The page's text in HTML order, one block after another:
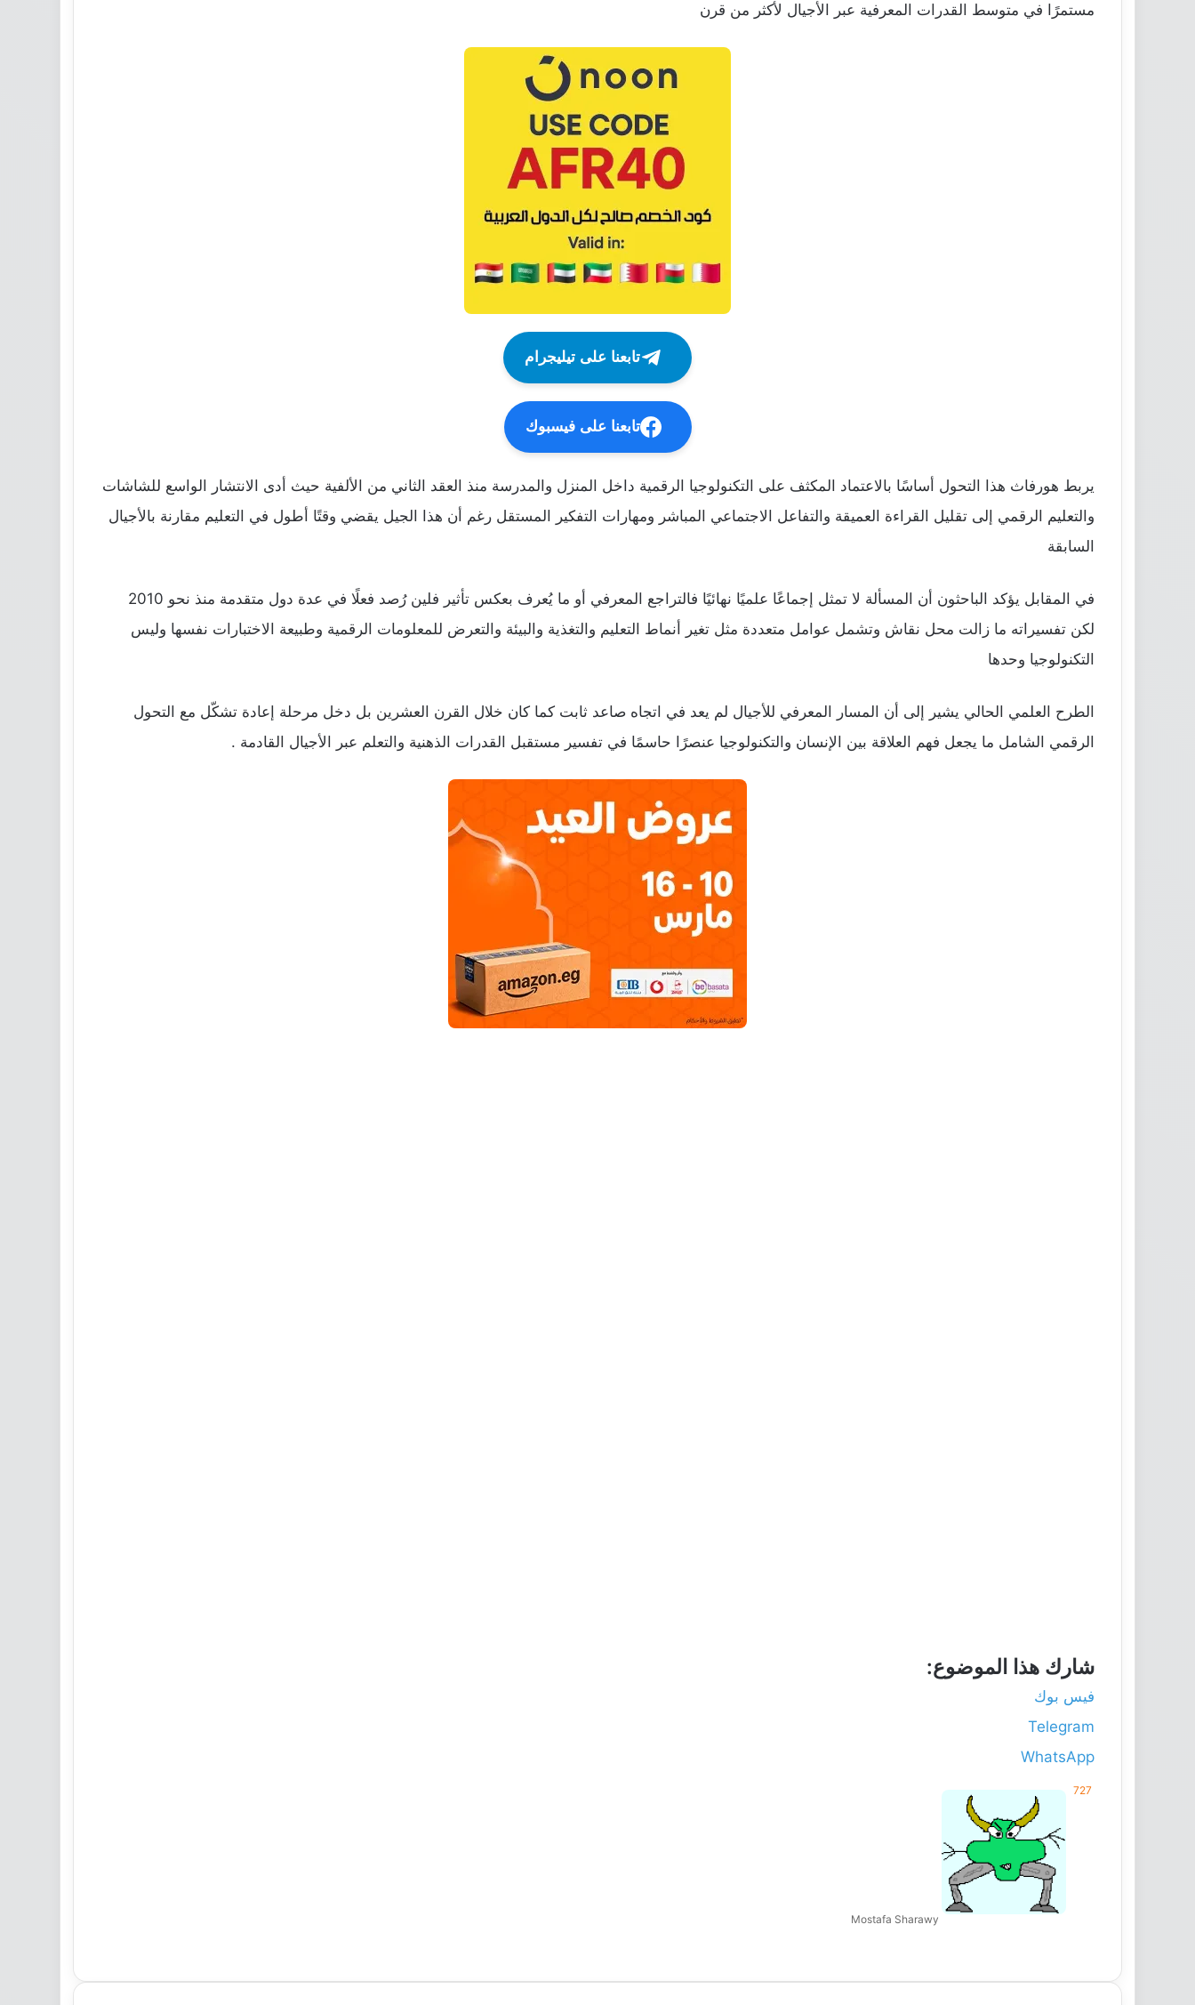
مستمرًا في متوسط القدرات المعرفية عبر الأجيال لأكثر من قرن
تابعنا على تيليجرام
تابعنا على فيسبوك
يربط هورفاث هذا التحول أساسًا بالاعتماد المكثف على التكنولوجيا الرقمية داخل المنزل والمدرسة منذ العقد الثاني من الألفية حيث أدى الانتشار الواسع للشاشات
والتعليم الرقمي إلى تقليل القراءة العميقة والتفاعل الاجتماعي المباشر ومهارات التفكير المستقل رغم أن هذا الجيل يقضي وقتًا أطول في التعليم مقارنة بالأجيال
السابقة
في المقابل يؤكد الباحثون أن المسألة لا تمثل إجماعًا علميًا نهائيًا فالتراجع المعرفي أو ما يُعرف بعكس تأثير فلين رُصد فعلًا في عدة دول متقدمة منذ نحو 2010
لكن تفسيراته ما زالت محل نقاش وتشمل عوامل متعددة مثل تغير أنماط التعليم والتغذية والبيئة والتعرض للمعلومات الرقمية وطبيعة الاختبارات نفسها وليس
التكنولوجيا وحدها
الطرح العلمي الحالي يشير إلى أن المسار المعرفي للأجيال لم يعد في اتجاه صاعد ثابت كما كان خلال القرن العشرين بل دخل مرحلة إعادة تشكّل مع التحول
الرقمي الشامل ما يجعل فهم العلاقة بين الإنسان والتكنولوجيا عنصرًا حاسمًا في تفسير مستقبل القدرات الذهنية والتعلم عبر الأجيال القادمة .
شارك هذا الموضوع:
فيس بوك
Telegram
WhatsApp
Mostafa Sharawy
727